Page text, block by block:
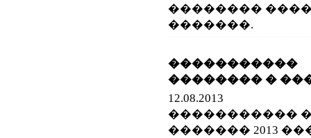
��������
�������.
�������� �
12.08.2013
�����������
������� 2013